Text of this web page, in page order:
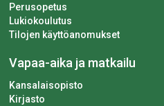
Perusopetus
Lukiokoulutus
Tilojen käyttöanomukset
Vapaa-aika ja matkailu
Kansalaisopisto
Kirjasto